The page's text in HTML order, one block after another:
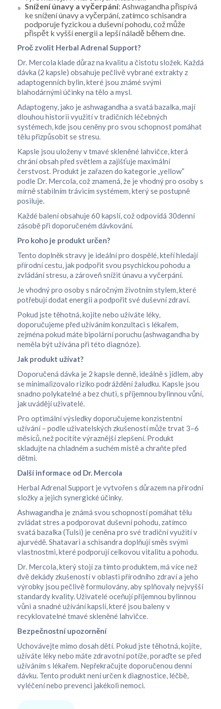
Snížení únavy a vyčerpání: Ashwagandha přispívá
ke snížení únavy a vyčerpání, zatímco schisandra
podporuje fyzickou a duševní pohodu, což může
přispět k vyšší energii a lepší náladě během dne.
Proč zvolit Herbal Adrenal Support?
Dr. Mercola klade důraz na kvalitu a čistotu složek. Každá
dávka (2 kapsle) obsahuje pečlivě vybrané extrakty z
adaptogenních bylin, které jsou známé svými
blahodárnými účinky na tělo a mysl.
Adaptogeny, jako je ashwagandha a svatá bazalka, mají
dlouhou historii využití v tradičních léčebných
systémech, kde jsou ceněny pro svou schopnost pomáhat
tělu přizpůsobit se stresu.
Kapsle jsou uloženy v tmavé skleněné lahvičce, která
chrání obsah před světlem a zajišťuje maximální
čerstvost. Produkt je zařazen do kategorie „yellow“
podle Dr. Mercola, což znamená, že je vhodný pro osoby s
mírně stabilním trávicím systémem, který se postupně
posiluje.
Každé balení obsahuje 60 kapslí, což odpovídá 30denní
zásobě při doporučeném dávkování.
Pro koho je produkt určen?
Tento doplněk stravy je ideální pro dospělé, kteří hledají
přírodní cestu, jak podpořit svou psychickou pohodu a
zvládání stresu, a zároveň snížit únavu a vyčerpání.
Je vhodný pro osoby s náročným životním stylem, které
potřebují dodat energii a podpořit své duševní zdraví.
Pokud jste těhotná, kojíte nebo užíváte léky,
doporučujeme před užíváním konzultaci s lékařem,
zejména pokud máte bipolární poruchu (ashwagandha by
neměla být užívána při této diagnóze).
Jak produkt užívat?
Doporučená dávka je 2 kapsle denně, ideálně s jídlem, aby
se minimalizovalo riziko podráždění žaludku. Kapsle jsou
snadno polykatelné a bez chuti, s příjemnou bylinnou vůní,
jak uvádějí uživatelé.
Pro optimální výsledky doporučujeme konzistentní
užívání – podle uživatelských zkušeností může trvat 3–6
měsíců, než pocítíte výraznější zlepšení. Produkt
skladujte na chladném a suchém místě a chraňte před
dětmi.
Další informace od Dr. Mercola
Herbal Adrenal Support je vytvořen s důrazem na přírodní
složky a jejich synergické účinky.
Ashwagandha je známá svou schopností pomáhat tělu
zvládat stres a podporovat duševní pohodu, zatímco
svatá bazalka (Tulsi) je ceněna pro své tradiční využití v
ajurvédě. Shatavari a schisandra doplňují směs svými
vlastnostmi, které podporují celkovou vitalitu a pohodu.
Dr. Mercola, který stojí za tímto produktem, má více než
dvě dekády zkušeností v oblasti přírodního zdraví a jeho
výrobky jsou pečlivě formulovány, aby splňovaly nejvyšší
standardy kvality. Uživatelé oceňují příjemnou bylinnou
vůni a snadné užívání kapslí, které jsou baleny v
recyklovatelné tmavé skleněné lahvičce.
Bezpečnostní upozornění
Uchovávejte mimo dosah dětí. Pokud jste těhotná, kojíte,
užíváte léky nebo máte zdravotní potíže, poraďte se před
užíváním s lékařem. Nepřekračujte doporučenou denní
dávku. Tento produkt není určen k diagnostice, léčbě,
vyléčení nebo prevenci jakékoli nemoci.